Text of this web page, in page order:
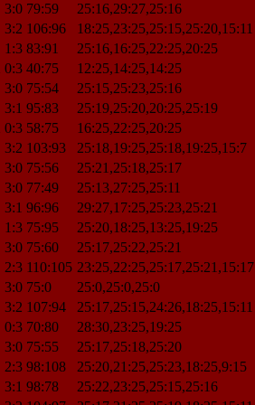
3:0 79:59
25:16,29:27,25:16
3:2 106:96
18:25,23:25,25:15,25:20,15:11
1:3 83:91
25:16,16:25,22:25,20:25
0:3 40:75
12:25,14:25,14:25
3:0 75:54
25:15,25:23,25:16
3:1 95:83
25:19,25:20,20:25,25:19
0:3 58:75
16:25,22:25,20:25
3:2 103:93
25:18,19:25,25:18,19:25,15:7
3:0 75:56
25:21,25:18,25:17
3:0 77:49
25:13,27:25,25:11
3:1 96:96
29:27,17:25,25:23,25:21
1:3 75:95
25:20,18:25,13:25,19:25
3:0 75:60
25:17,25:22,25:21
2:3 110:105 23:25,22:25,25:17,25:21,15:17
3:0 75:0
25:0,25:0,25:0
3:2 107:94
25:17,25:15,24:26,18:25,15:11
0:3 70:80
28:30,23:25,19:25
3:0 75:55
25:17,25:18,25:20
2:3 98:108
25:20,21:25,25:23,18:25,9:15
3:1 98:78
25:22,23:25,25:15,25:16